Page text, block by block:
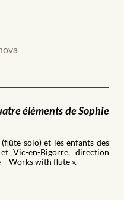
éléments de Sophie
solo) et les enfants des
Vic-en-Bigorre, direction
– Works with flute ».